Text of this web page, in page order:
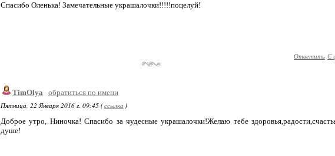
Спасибо Оленька! Замечательные украшалочки!!!!!поцелуй!
Ответить С
TimOlya
обратиться по имени
Пятница, 22 Января 2016 г. 09:45 (ссылка )
Доброе утро, Ниночка! Спасибо за чудесные украшалочки!Желаю тебе
душе!